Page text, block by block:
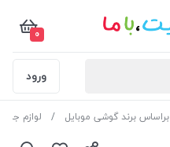
0
ورود
براساس برند گوشی موبایل لوازم